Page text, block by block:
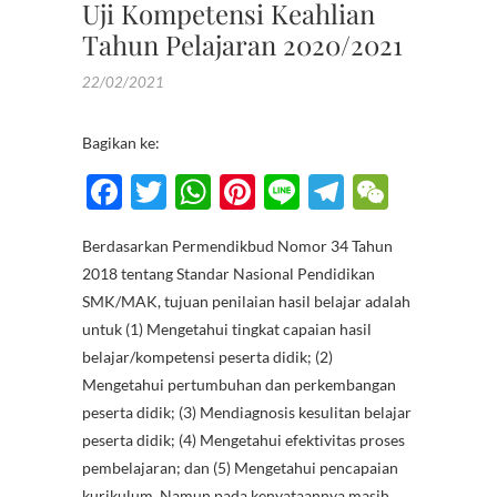
Uji Kompetensi Keahlian
Tahun Pelajaran 2020/2021
22/02/2021
Bagikan ke:
F
e
b
o
o
k
T
itt
er
W
at
s
A
p
p
Pi
er
es
t
Li
e
T
e
gr
a
m
C
h
Berdasarkan Permendikbud Nomor 34 Tahun
2018 tentang Standar Nasional Pendidikan
SMK/MAK, tujuan penilaian hasil belajar adalah
untuk (1) Mengetahui tingkat capaian hasil
belajar/kompetensi peserta didik; (2)
Mengetahui pertumbuhan dan perkembangan
peserta didik; (3) Mendiagnosis kesulitan belajar
peserta didik; (4) Mengetahui efektivitas proses
pembelajaran; dan (5) Mengetahui pencapaian